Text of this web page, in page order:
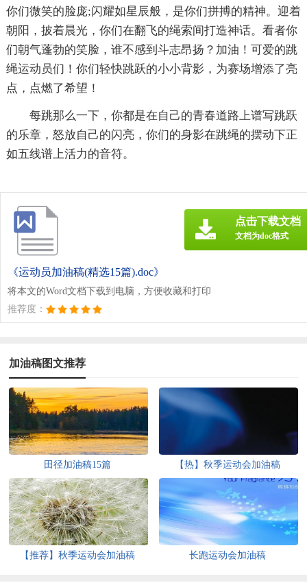
你们微笑的脸庞;闪耀如星辰般，是你们拼搏的精神。迎着
朝阳，披着晨光，你们在翻飞的绳索间打造神话。看者你
们朝气蓬勃的笑脸，谁不感到斗志昂扬？加油！可爱的跳
绳运动员们！你们轻快跳跃的小小背影，为赛场增添了亮
点，点燃了希望！
每跳那么一下，你都是在自己的青春道路上谱写跳跃
的乐章，怒放自己的闪亮，你们的身影在跳绳的摆动下正
如五线谱上活力的音符。
《运动员加油稿(精选15篇).doc》
将本文的Word文档下载到电脑，方便收藏和打印
推荐度：
点击下载文档
文档为doc格式
加油稿图文推荐
田径加油稿15篇 【热】秋季运动会加油稿
【推荐】秋季运动会加油稿 长跑运动会加油稿